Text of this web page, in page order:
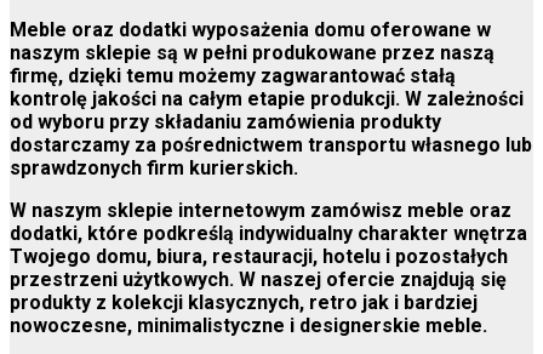
Meble oraz dodatki wyposażenia domu oferowane w
naszym sklepie są w pełni produkowane przez naszą
firmę, dzięki temu możemy zagwarantować stałą
kontrolę jakości na całym etapie produkcji. W zależności
od wyboru przy składaniu zamówienia produkty
dostarczamy za pośrednictwem transportu własnego lub
sprawdzonych firm kurierskich.
W naszym sklepie internetowym zamówisz meble oraz
dodatki, które podkreślą indywidualny charakter wnętrza
Twojego domu, biura, restauracji, hotelu i pozostałych
przestrzeni użytkowych. W naszej ofercie znajdują się
produkty z kolekcji klasycznych, retro jak i bardziej
nowoczesne, minimalistyczne i designerskie meble.